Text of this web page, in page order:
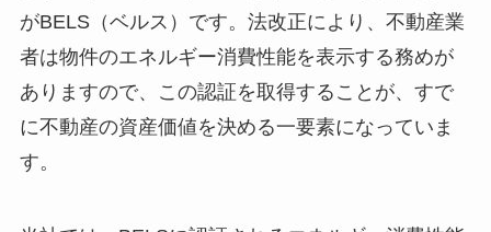
がBELS（ベルス）です。法改正により、不動産業
者は物件のエネルギー消費性能を表示する務めが
ありますので、この認証を取得することが、すで
に不動産の資産価値を決める一要素になっていま
す。